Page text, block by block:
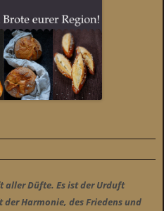
aller Düfte. Es ist der Urduft
der Harmonie, des Friedens und